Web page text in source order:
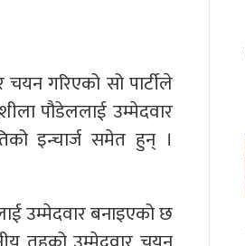
गरिएको सो पार्टीले
पौडेललाई उम्मेदवार
इन्चार्ज समेत हुन् ।
उम्मेदवार बनाइएको छ